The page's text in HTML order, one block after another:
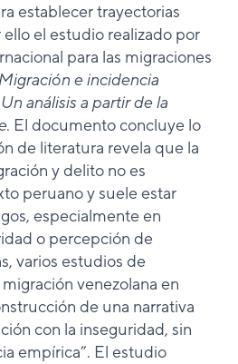
establecer trayectorias
el estudio realizado por
para las migraciones
Migración e incidencia
análisis a partir de la
. El documento concluye lo
de literatura revela que la
y delito no es
peruano y suele estar
especialmente en
o percepción de
varios estudios de
venezolana en
de una narrativa
con la inseguridad, sin
empírica”. El estudio